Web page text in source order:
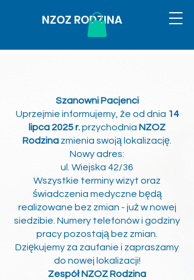
NZOZ RODZINA
Szanowni Pacjenci
Uprzejmie informujemy, że od dnia 14
lipca 2025 r.przychodnia NZOZ
Rodzina zmienia swoją lokalizację.
Nowy adres:
ul. Wiejska 42/36
Wszystkie terminy wizyt oraz
świadczenia medyczne będą
realizowane bez zmian - już w nowej
siedzibie. Numery telefonów i godziny
pracy pozostają bez zmian.
Dziękujemy za zaufanie i zapraszamy
do nowej lokalizacji!
Zespół NZOZ Rodzina